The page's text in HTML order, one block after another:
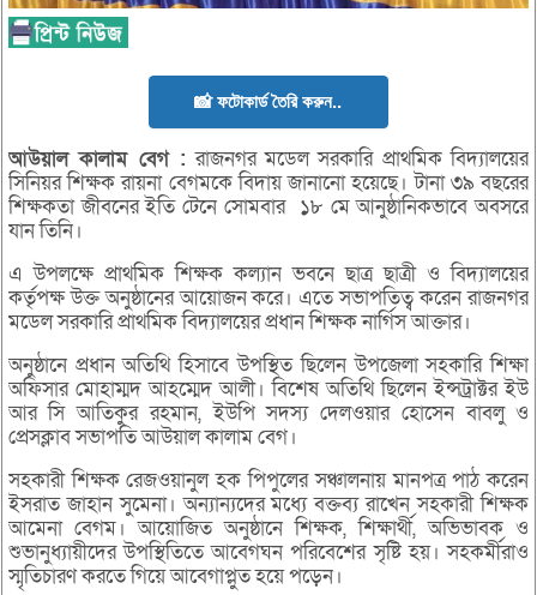
📸 ফটোকার্ড তৈরি করুন..
আউয়ালকালাম বেগ : রাজনগর মডেল সরকারি প্রাথমিক বিদ্যালয়ের
সিনিয়র শিক্ষক রায়না বেগমকে বিদায় জানানো হয়েছে। টানা ৩৯ বছরের
শিক্ষকতা জীবনের ইতি টেনে সোমবার ১৮ মে আনুষ্ঠানিকভাবে অবসরে
যান তিনি।
এ উপলক্ষে প্রাথমিক শিক্ষক কল্যান ভবনে ছাত্র ছাত্রী ও বিদ্যালয়ের
কর্তৃপক্ষ উক্ত অনুষ্ঠানের আয়োজন করে। এতে সভাপতিত্ব করেন রাজনগর
মডেল সরকারি প্রাথমিক বিদ্যালয়ের প্রধান শিক্ষক নার্গিস আক্তার।
অনুষ্ঠানে প্রধান অতিথি হিসাবে উপস্থিত ছিলেন উপজেলা সহকারি শিক্ষা
অফিসার মোহাম্মদ আহম্মেদ আলী। বিশেষ অতিথি ছিলেন ইন্সট্রাক্টর ইউ
আর সি আতিকুর রহমান, ইউপি সদস্য দেলওয়ার হোসেন বাবলু ও
প্রেসক্লাব সভাপতি আউয়াল কালাম বেগ।
সহকারী শিক্ষক রেজওয়ানুল হক পিপুলের সঞ্চালনায় মানপত্র পাঠ করেন
ইসরাত জাহান সুমেনা। অন্যান্যদের মধ্যে বক্তব্য রাখেন সহকারী শিক্ষক
আমেনা বেগম। আয়োজিত অনুষ্ঠানে শিক্ষক, শিক্ষার্থী, অভিভাবক ও
শুভানুধ্যায়ীদের উপস্থিতিতে আবেগঘন পরিবেশের সৃষ্টি হয়। সহকর্মীরাও
স্মৃতিচারণ করতে গিয়ে আবেগাপ্লুত হয়ে পড়েন।